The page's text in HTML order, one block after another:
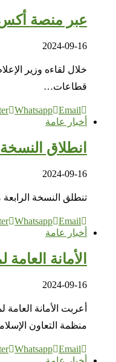
عبر منصة
2024-09-16
خلال لقاءه وزير
قطاعات…
Whatsapp Email
أخبار عامة
انطلاق النسخة الرابعة من ”
2024-09-16
تنطلق النسخة الرابعة من “احتفال نور الرياض 2024″، خلال الفترة من 28 نوفمبر
Whatsapp Email
أخبار عامة
الأمانة
2024-09-16
أعربت الأمانة
منظمة التعاون
Whatsapp Email